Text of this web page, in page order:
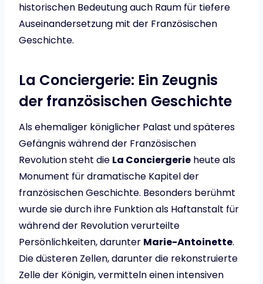
historischen Bedeutung auch Raum für tiefere
Auseinandersetzung mit der Französischen
Geschichte.
La Conciergerie: Ein Zeugnis
der französischen Geschichte
Als ehemaliger königlicher Palast und späteres
Gefängnis während der Französischen
Revolution steht die La Conciergerie heute als
Monument für dramatische Kapitel der
französischen Geschichte. Besonders berühmt
wurde sie durch ihre Funktion als Haftanstalt für
während der Revolution verurteilte
Persönlichkeiten, darunter Marie-Antoinette.
Die düsteren Zellen, darunter die rekonstruierte
Zelle der Königin, vermitteln einen intensiven